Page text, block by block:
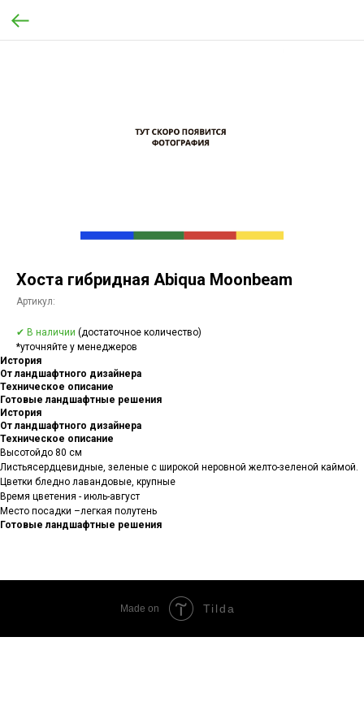
Хоста гибридная Abiqua Moonbeam
Артикул:
✔ В наличии (достаточное количество)
*уточняйте у менеджеров
История
От ландшафтного дизайнера
Техническое описание
Готовые ландшафтные решения
История
От ландшафтного дизайнера
Техническое описание
Высотойдо 80 см
Листьясердцевидные, зеленые с широкой неровной желто-зеленой каймой.
Цветки бледно лавандовые, крупные
Время цветения - июль-август
Место посадки –легкая полутень
Готовые ландшафтные решения
Made on Tilda